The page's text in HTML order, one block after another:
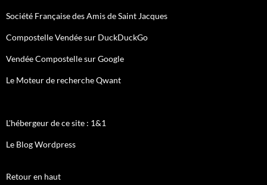
Société Française des Amis de Saint Jacques
Compostelle Vendée sur DuckDuckGo
Vendée Compostelle sur Google
Le Moteur de recherche Qwant
L'hébergeur de ce site : 1&1
Le Blog Wordpress
Retour en haut